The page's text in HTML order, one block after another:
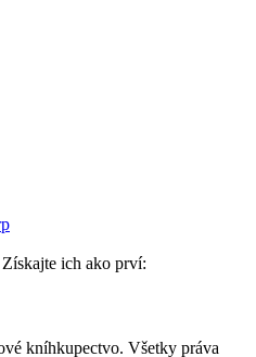
ich ako prví:
kníhkupectvo. Všetky práva